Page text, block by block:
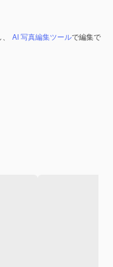
AI 写真編集ツールで編集で